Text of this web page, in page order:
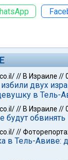
// В Израиле //
двух
в Тель-
// В Израиле //
будут
//
в Тель-Авиве: